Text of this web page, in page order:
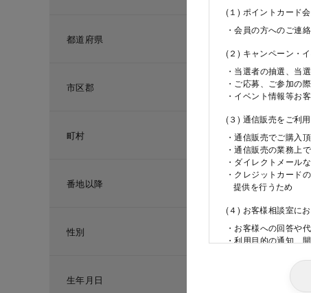
(１) ポイントカード
・会員の方へのご連
(２) キャンペーン・
・当選者の抽選、当
・ご応募、ご参加の
・イベント情報等お
(３) 通信販売をご利
・通信販売でご購入
・通信販売の業務上
・ダイレクトメール
・クレジットカード
提供を行うため
(４) お客様相談室に
・お客様への回答や
・利用目的の通知、
(５) 当社の採用活動
都道府県
市区郡
町村
番地以降
性別
生年月日